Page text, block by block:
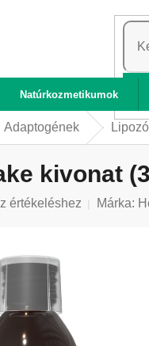
Natúrkozmetikumok
Adaptogének
kivonat
értékeléshez Márka: